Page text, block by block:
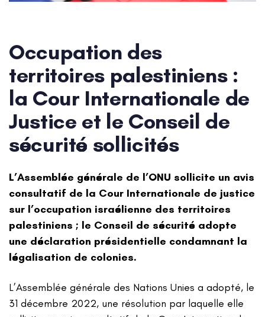
Occupation des
territoires palestiniens :
la Cour Internationale de
Justice et le Conseil de
sécurité sollicités
L’Assemblée générale de l’ONU sollicite un avis
consultatif de la Cour Internationale de justice
sur l’occupation israélienne des territoires
palestiniens ; le Conseil de sécurité adopte
une déclaration présidentielle condamnant la
légalisation de colonies.
L’Assemblée générale des Nations Unies a adopté, le
31 décembre 2022, une résolution par laquelle elle